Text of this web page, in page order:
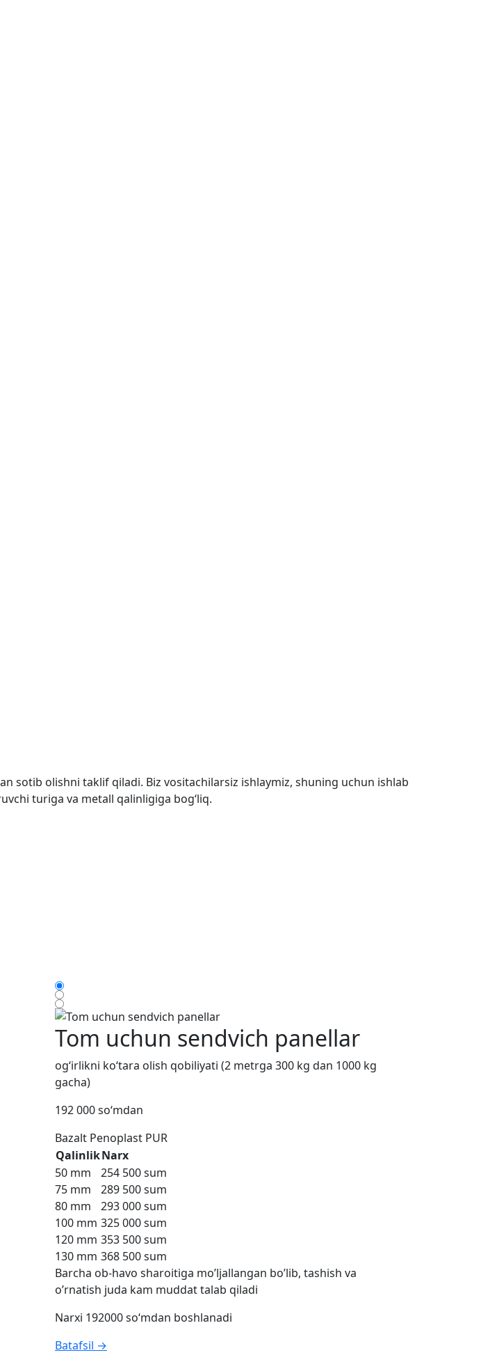
sotib olishni taklif qiladi. Biz vositachilarsiz ishlaymiz, shuning uchun ishlab
turiga va metall qalinligiga bog‘liq.
Tom uchun sendvich panellar
og‘irlikni ko‘tara olish qobiliyati (2 metrga 300 kg dan 1000 kg
gacha)
192 000 so‘mdan
Bazalt Penoplast PUR
QalinlikNarx
50 mm
254 500 sum
75 mm
289 500 sum
80 mm
293 000 sum
100 mm 325 000 sum
120 mm 353 500 sum
130 mm 368 500 sum
Barcha ob-havo sharoitiga mo’ljallangan bo’lib, tashish va
o’rnatish juda kam muddat talab qiladi
Narxi 192000 so‘mdan boshlanadi
Batafsil →